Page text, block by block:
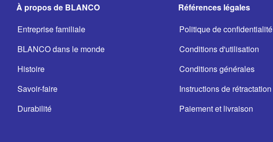
À propos de BLANCO
Entreprise familiale
BLANCO dans le monde
Histoire
Savoir-faire
Durabilité
Références légales
Politique de confidentialité
Conditions d'utilisation
Conditions générales
Instructions de rétractation
Paiement et livraison